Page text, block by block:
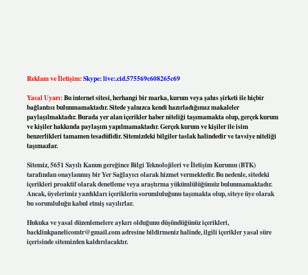
Reklam ve İletişim:Skype: live:.cid.575569c608265c69
Yasal Uyarı:Bu internet sitesi, herhangi bir marka, kurum veya şahıs şirketi ile hiçbir
bağlantısı bulunmamaktadır. Sitede yalnızca kendi hazırladığımız makaleler
paylaşılmaktadır. Burada yer alan içerikler haber niteliği taşımamakta olup, gerçek kurum
ve kişiler hakkında paylaşım yapılmamaktadır. Gerçek kurum ve kişiler ile isim
benzerlikleri tamamen tesadüfidir. Sitemizdeki bilgiler taslak halindedir ve tavsiye niteliği
taşımazlar.
Sitemiz, 5651 Sayılı Kanun gereğince Bilgi Teknolojileri ve İletişim Kurumu (BTK)
tarafından onaylanmış bir Yer Sağlayıcı olarak hizmet vermektedir. Bu nedenle, sitedeki
içerikleri proaktif olarak denetleme veya araştırma yükümlülüğümüz bulunmamaktadır.
Ancak, üyelerimiz yazdıkları içeriklerin sorumluluğunu taşımakta olup, siteye üye olarak
bu sorumluluğu kabul etmiş sayılırlar.
Hukuka ve yasal düzenlemelere aykırı olduğunu düşündüğünüz içerikleri,
backlinkpanelicomtr@gmail.comadresine bildirmeniz halinde, ilgili içerikler yasal süre
içerisinde sitemizden kaldırılacaktır.